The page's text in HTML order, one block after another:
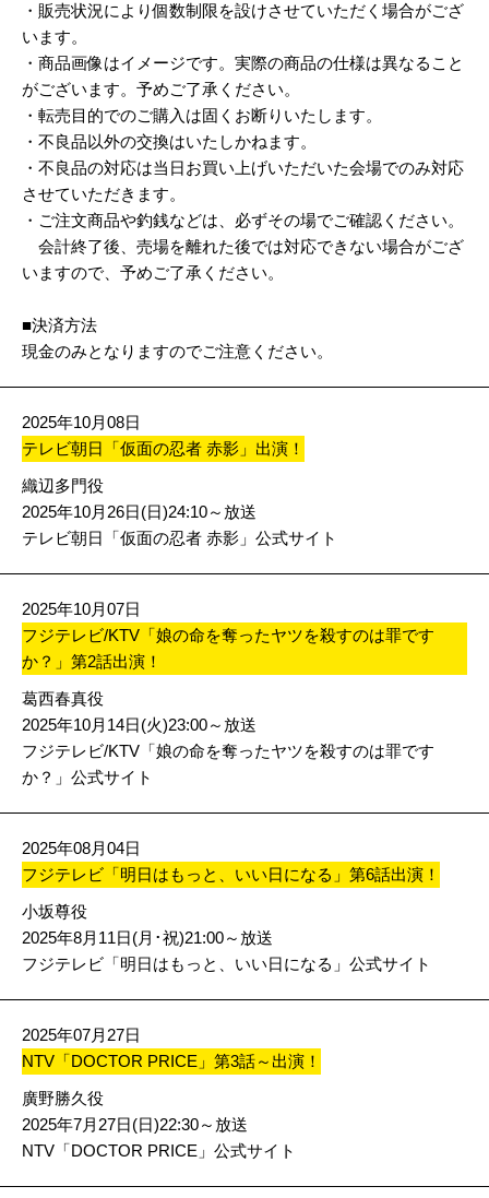
・販売状況により個数制限を設けさせていただく場合がござ
います。
・商品画像はイメージです。実際の商品の仕様は異なること
がございます。予めご了承ください。
・転売目的でのご購入は固くお断りいたします。
・不良品以外の交換はいたしかねます。
・不良品の対応は当日お買い上げいただいた会場でのみ対応
させていただきます。
・ご注文商品や釣銭などは、必ずその場でご確認ください。
会計終了後、売場を離れた後では対応できない場合がござ
いますので、予めご了承ください。
■決済方法
現金のみとなりますのでご注意ください。
2025年10月08日
テレビ朝日「仮面の忍者 赤影」出演！
織辺多門役
2025年10月26日(日)24:10～放送
テレビ朝日「仮面の忍者 赤影」公式サイト
2025年10月07日
フジテレビ/KTV「娘の命を奪ったヤツを殺すのは罪です
か？」第2話出演！
葛西春真役
2025年10月14日(火)23:00～放送
フジテレビ/KTV「娘の命を奪ったヤツを殺すのは罪です
か？」公式サイト
2025年08月04日
フジテレビ「明日はもっと、いい日になる」第6話出演！
小坂尊役
2025年8月11日(月･祝)21:00～放送
フジテレビ「明日はもっと、いい日になる」公式サイト
2025年07月27日
NTV「DOCTOR PRICE」第3話～出演！
廣野勝久役
2025年7月27日(日)22:30～放送
NTV「DOCTOR PRICE」公式サイト